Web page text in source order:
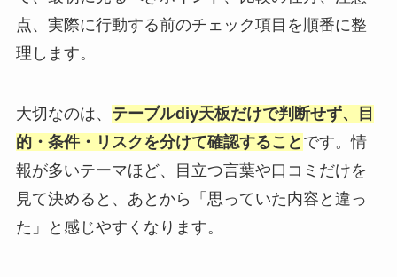
点、実際に行動する前のチェック項目を順番に整
理します。
大切なのは、 テーブルdiy天板だけで判断せず、目
的・条件・リスクを分けて確認すること です。情
報が多いテーマほど、目立つ言葉や口コミだけを
見て決めると、あとから「思っていた内容と違っ
た」と感じやすくなります。